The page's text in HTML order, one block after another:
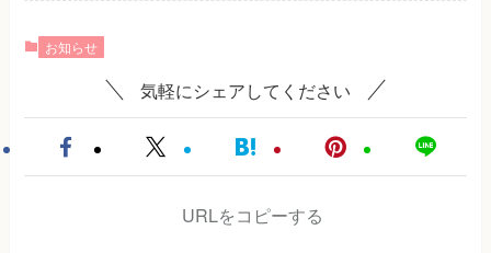
お知らせ
気軽にシェアしてください
URLをコピーする